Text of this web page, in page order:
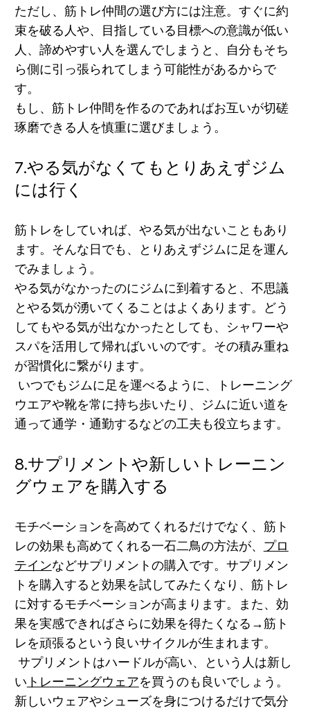
ただし、筋トレ仲間の選び方には注意。すぐに約
束を破る人や、目指している目標への意識が低い
人、諦めやすい人を選んでしまうと、自分もそち
ら側に引っ張られてしまう可能性があるからで
す。
もし、筋トレ仲間を作るのであればお互いが切磋
琢磨できる人 を慎重に選びましょう。
7.やる気がなくてもとりあえずジム
には行く
筋トレをしていれば、やる気が出ないこともあり
ます。そんな日でも、とりあえずジムに足を運ん
でみましょう。
やる気がなかったのにジムに到着すると、不思議
とやる気が湧いてくることはよくあります。
どう
してもやる気が出なかったとしても、シャワーや
スパを活用して帰ればいいのです。その積み重ね
が習慣化に繋がります。
いつでもジムに足を運べるように、
トレーニング
ウエアや靴を常に持ち歩いたり、ジムに近い道を
通って通学・通勤するなどの工夫 も役立ちます。
8.サプリメントや新しいトレーニン
グウェアを購入する
モチベーションを高めてくれるだけでなく、 筋ト
レの効果も高めてくれる一石二鳥の方法が、 プロ
テインなどサプリメントの購入 です。サプリメン
トを購入すると効果を試してみたくなり、筋トレ
に対するモチベーションが高まります。また、 効
果を実感できればさらに効果を得たくなる→筋ト
レを頑張る という良いサイクルが生まれます。
サプリメントはハードルが高い、という人は新し
い トレーニングウェアを買うのも良いでしょう。
新しいウェアやシューズを身につけるだけで気分